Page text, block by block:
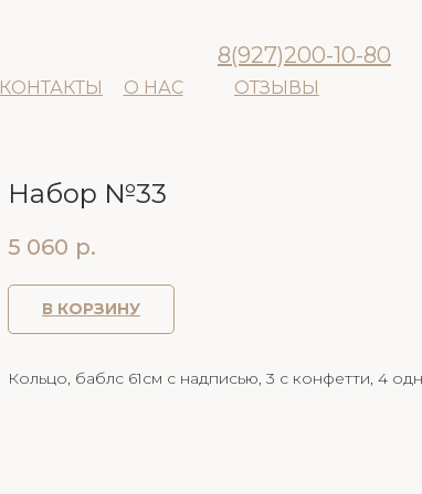
КОНТАКТЫ О НАС ОТЗЫВЫ
8(927)200-10-80
Набор №33
5 060 р.
В КОРЗИНУ
Кольцо, баблс 61см с надписью, 3 с конфетти, 4